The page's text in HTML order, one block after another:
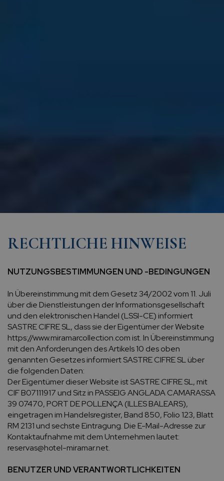
RECHTLICHE HINWEISE
NUTZUNGSBESTIMMUNGEN UND -BEDINGUNGEN
In Übereinstimmung mit dem Gesetz 34/2002 vom 11. Juli
über die Dienstleistungen der Informationsgesellschaft
und den elektronischen Handel (LSSI-CE) informiert
SASTRE CIFRE SL, dass sie der Eigentümer der Website
https://www.miramarcollection.com ist. In Übereinstimmung
mit den Anforderungen des Artikels 10 des oben
genannten Gesetzes informiert SASTRE CIFRE SL über
die folgenden Daten:
Der Eigentümer dieser Website ist SASTRE CIFRE SL, mit
CIF B07111917 und Sitz in PASSEIG ANGLADA CAMARASSA
39 07470, PORT DE POLLENÇA (ILLES BALEARS),
eingetragen im Handelsregister, Band 850, Folio 123, Blatt
RM 2131 und sechste Eintragung. Die E-Mail-Adresse zur
Kontaktaufnahme mit dem Unternehmen lautet:
reservas@hotel-miramar.net.
BENUTZER UND VERANTWORTLICHKEITEN